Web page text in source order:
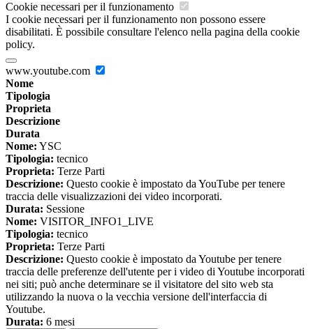
Cookie necessari per il funzionamento
I cookie necessari per il funzionamento non possono essere
disabilitati. È possibile consultare l'elenco nella pagina della cookie
policy.
www.youtube.com
Nome
Tipologia
Proprieta
Descrizione
Durata
Nome: YSC
Tipologia: tecnico
Proprieta: Terze Parti
Descrizione: Questo cookie è impostato da YouTube per tenere
traccia delle visualizzazioni dei video incorporati.
Durata: Sessione
Nome: VISITOR_INFO1_LIVE
Tipologia: tecnico
Proprieta: Terze Parti
Descrizione: Questo cookie è impostato da Youtube per tenere
traccia delle preferenze dell'utente per i video di Youtube incorporati
nei siti; può anche determinare se il visitatore del sito web sta
utilizzando la nuova o la vecchia versione dell'interfaccia di
Youtube.
Durata: 6 mesi